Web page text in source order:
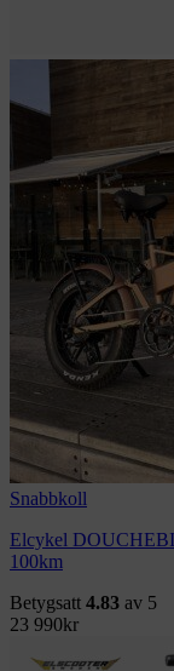
Snabbkoll
Elcykel
100km
Betygsatt 4.83 av 5
23 990kr